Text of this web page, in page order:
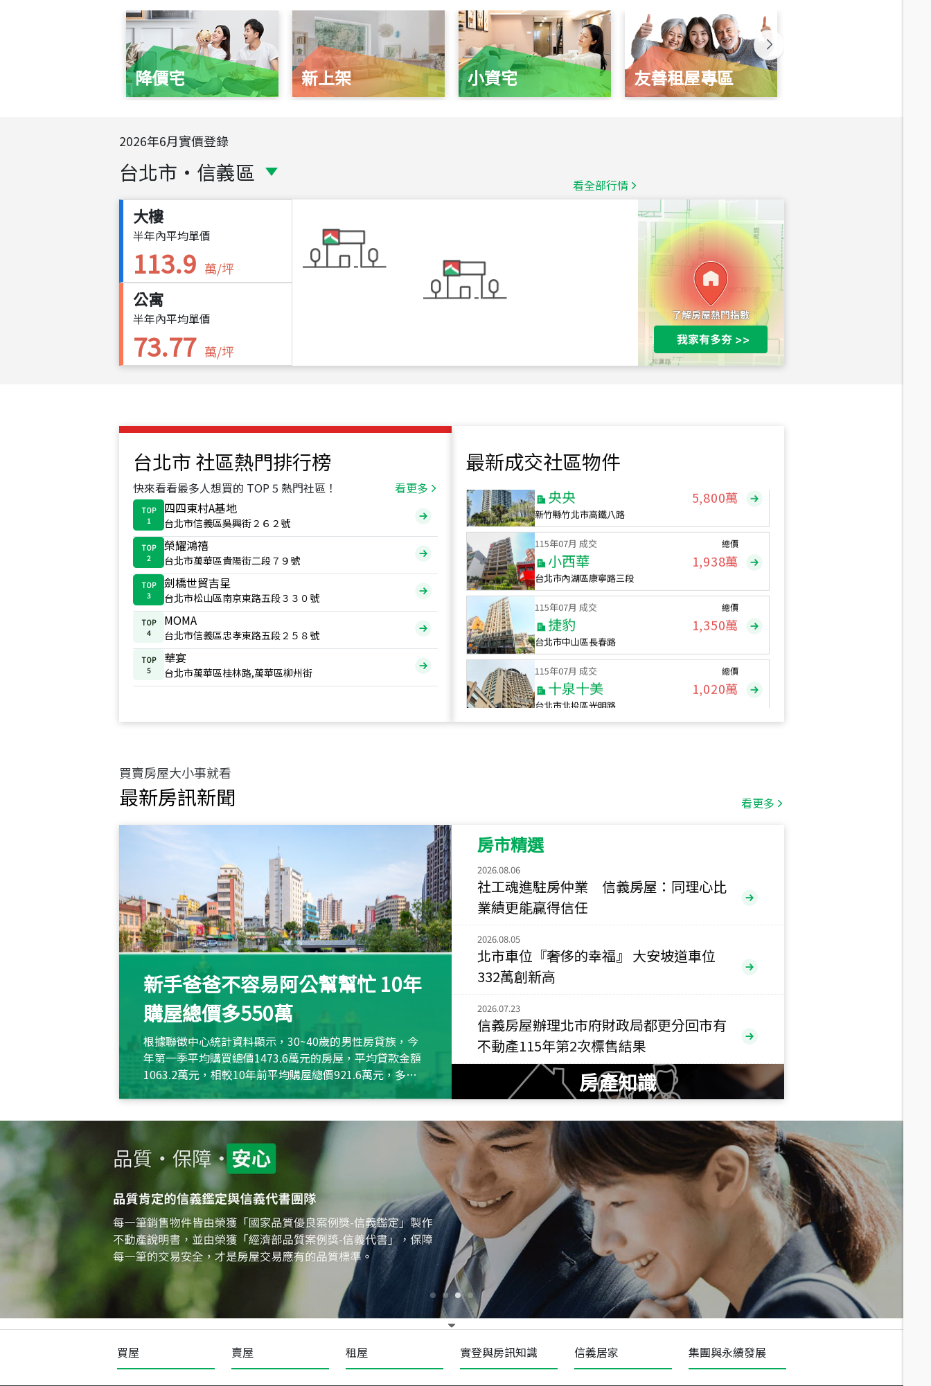
降價宅 新上架 小資宅 友善租屋專區
2026年6月實價登錄
台北市 ・ 信義區 看全部行情
大樓
半年內平均單價
113.9 萬/坪
公寓
半年內平均單價
73.77 萬/坪
台北市 社區熱門排行榜
快來看看最多人想買的 TOP 5 熱門社區！ 看更多
TOP
1
四四東村A基地
台北市信義區吳興街２６２號
TOP
2
榮耀鴻禧
台北市萬華區貴陽街二段７９號
TOP
3
劍橋世貿吉星
台北市松山區南京東路五段３３０號
TOP
4
MOMA
台北市信義區忠孝東路五段２５８號
TOP
5
華宴
台北市萬華區桂林路,萬華區柳州街
最新成交社區物件
台北市中山區長春路
1,020萬
總價
490萬
新竹市新竹市慈祥路
總價
1,808萬
115年07月 成交
新竹縣竹北市高鐵八路
115年07月 成交
小西華
台北市內湖區康寧路三段
總價
1,938萬
115年07月 成交
捷豹
台北市中山區長春路
總價
1,350萬
115年07月 成交
十泉十美
台北市北投區光明路
總價
1,020萬
115
新北市永和區環河西路二段
115年07月 成交
央央 5,800萬
115年
小西華 1,938萬
115 07 月 成交
捷豹
台北市中山區長春路
115年07月 成交
十泉十美
台北市北投區光明路
總價
1,020萬
年 07 月 成交
四維天廈
新竹市新竹市四維路
總價
490萬
115 月 成交
菁英典藏
新竹市新竹市慈祥路
1,808
買賣房屋大小事就看
最新房訊新聞 看更多
新手爸爸不容易阿公幫幫忙 10年
購屋總價多550萬
根據聯徵中心統計資料顯示，30~40歲的男性房貸族，今
年第一季平均購買總價1473.6萬元的房屋，平均貸款金額
1063.2萬元，相較10年前平均購屋總價921.6萬元，多出
約550萬元，且貸款金額也多
房市精選
2026.08.06
社工魂進駐房仲業 信義房屋：同理心比
業績更能贏得信任
2026.08.05
北市車位『奢侈的幸福』 大安坡道車位
332萬創新高
2026.07.23
信義房屋辦理北市府財政局都更分回市有
不動產115年第2次標售結果
房產知識
買屋 賣屋 租屋 實登與房訊知識 信義居家 集團與永續發展